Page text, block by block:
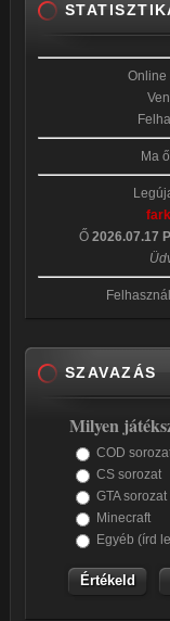
Online
Ma
Ő 2026.07.17
SZAVAZÁS
Milyen
COD
CS sorozat
GTA sorozat
Minecraft
Egyéb (írd